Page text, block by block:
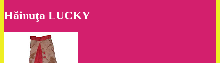
Hăinuţa LUCKY